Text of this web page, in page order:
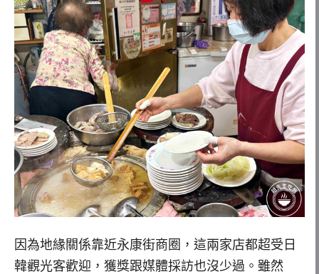
因為地緣關係靠近永康街商圈，這兩家店都超受日
韓觀光客歡迎，獲獎跟媒體採訪也沒少過。雖然